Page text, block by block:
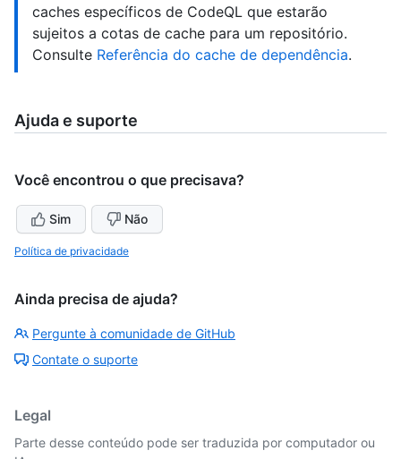
caches específicos de CodeQL que estarão
sujeitos a cotas de cache para um repositório.
Consulte Referência do cache de dependência.
Ajuda e suporte
Você encontrou o que precisava?
Sim Não
Política de privacidade
Ainda precisa de ajuda?
Pergunte à comunidade de GitHub
Contate o suporte
Legal
Parte desse conteúdo pode ser traduzida por computador ou